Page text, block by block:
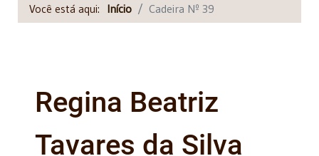
Você está aqui: Início Cadeira Nº 39
Regina Beatriz
Tavares da Silva